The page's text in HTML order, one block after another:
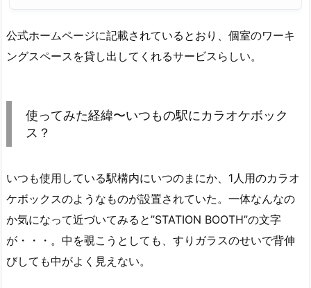
公式ホームページに記載されているとおり、個室のワーキ
ングスペースを貸し出してくれるサービスらしい。
使ってみた経緯〜いつもの駅にカラオケボック
ス？
いつも使用している駅構内にいつのまにか、1人用のカラオ
ケボックスのようなものが設置されていた。一体なんなの
か気になって近づいてみると”STATION BOOTH”の文字
が・・・。中を覗こうとしても、すりガラスのせいで背伸
びしても中がよく見えない。